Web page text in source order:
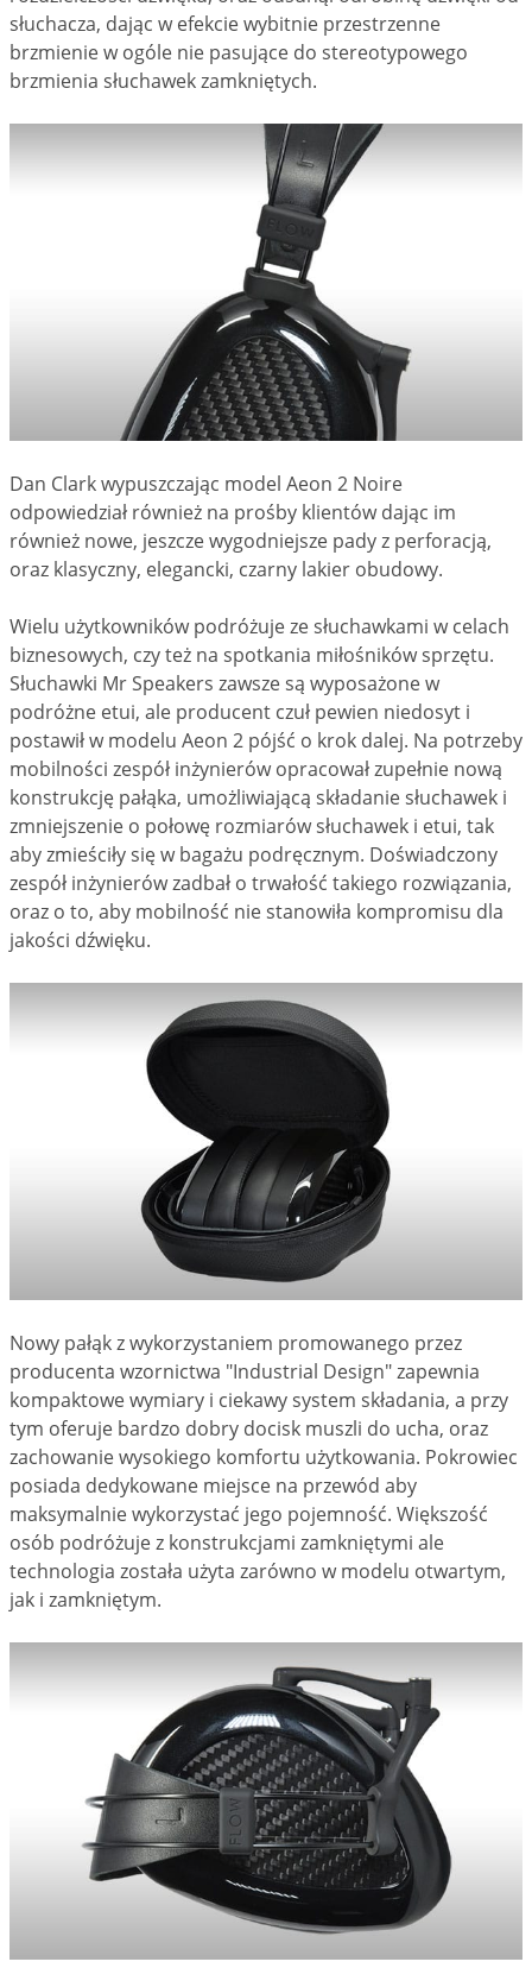
słuchacza, dając w efekcie wybitnie przestrzenne
brzmienie w ogóle nie pasujące do stereotypowego
brzmienia słuchawek zamkniętych.
Dan Clark wypuszczając model Aeon 2 Noire
odpowiedział również na prośby klientów dając im
również nowe, jeszcze wygodniejsze pady z perforacją,
oraz klasyczny, elegancki, czarny lakier obudowy.
Wielu użytkowników podróżuje ze słuchawkami w celach
biznesowych, czy też na spotkania miłośników sprzętu.
Słuchawki Mr Speakers zawsze są wyposażone w
podróżne etui, ale producent czuł pewien niedosyt i
postawił w modelu Aeon 2 pójść o krok dalej. Na potrzeby
mobilności zespół inżynierów opracował zupełnie nową
konstrukcję pałąka, umożliwiającą składanie słuchawek i
zmniejszenie o połowę rozmiarów słuchawek i etui, tak
aby zmieściły się w bagażu podręcznym. Doświadczony
zespół inżynierów zadbał o trwałość takiego rozwiązania,
oraz o to, aby mobilność nie stanowiła kompromisu dla
jakości dźwięku.
Nowy pałąk z wykorzystaniem promowanego przez
producenta wzornictwa "Industrial Design" zapewnia
kompaktowe wymiary i ciekawy system składania, a przy
tym oferuje bardzo dobry docisk muszli do ucha, oraz
zachowanie wysokiego komfortu użytkowania. Pokrowiec
posiada dedykowane miejsce na przewód aby
maksymalnie wykorzystać jego pojemność. Większość
osób podróżuje z konstrukcjami zamkniętymi ale
technologia została użyta zarówno w modelu otwartym,
jak i zamkniętym.